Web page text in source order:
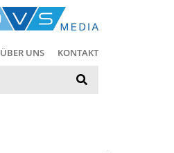
ÜBER UNS KONTAKT